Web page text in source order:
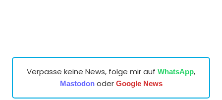
Verpasse keine News, folge mir auf WhatsApp,
Mastodonoder Google News